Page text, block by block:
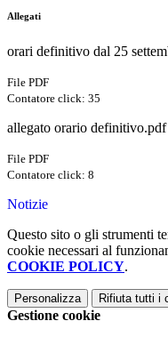
Allegati
orari definitivo dal 25
File PDF
Contatore click: 35
allegato orario definitivo.pdf
File PDF
Contatore click: 8
Notizie
Questo sito o gli strumenti
cookie necessari al
COOKIE POLICY.
Personalizza Rifiuta tutti i
Gestione cookie